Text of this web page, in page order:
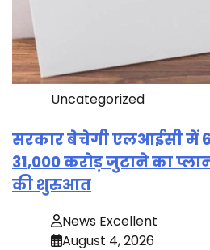
Uncategorized
सरकार बेचेगी एलआईसी में
31,000 करोड़ जुटाने का
की शुरुआत
News Excellent
August 4, 2026